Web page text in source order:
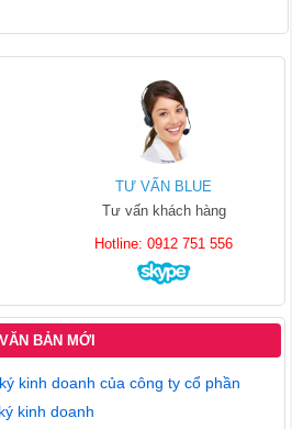
TƯ VẤN BLUE
Tư vấn khách hàng
Hotline: 0912 751 556
VĂN BẢN MỚI
kinh doanh của công ty cổ phần
kinh doanh